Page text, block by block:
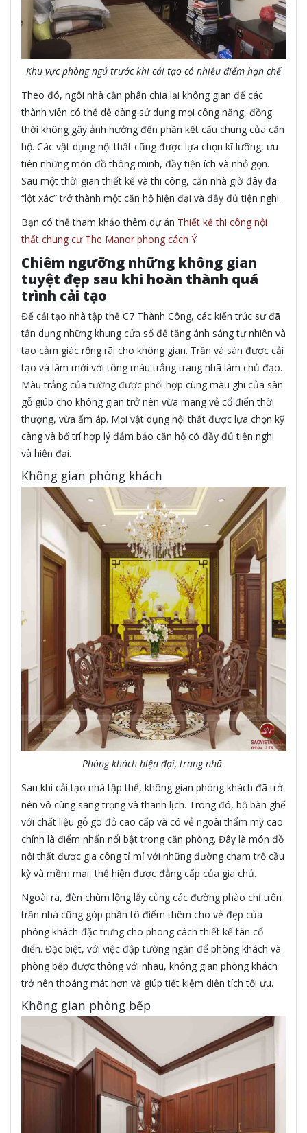
Khu vực phòng ngủ trước khi cải tạo có nhiều điểm hạn chế
Theo đó, ngôi nhà cần phân chia lại không gian để các
thành viên có thể dễ dàng sử dụng mọi công năng, đồng
thời không gây ảnh hưởng đến phần kết cấu chung của căn
hộ. Các vật dụng nội thất cũng được lựa chọn kĩ lưỡng, ưu
tiên những món đồ thông minh, đầy tiện ích và nhỏ gọn.
Sau một thời gian thiết kế và thi công, căn nhà giờ đây đã
“lột xác” trở thành một căn hộ hiện đại và đầy đủ tiện nghi.
Bạn có thể tham khảo thêm dự án Thiết kế thi công nội
thất chung cư The Manor phong cách Ý
Chiêm ngưỡng những không gian
tuyệt đẹp sau khi hoàn thành quá
trình cải tạo
Để cải tạo nhà tập thể C7 Thành Công, các kiến trúc sư đã
tận dụng những khung cửa sổ để tăng ánh sáng tự nhiên và
tạo cảm giác rộng rãi cho không gian. Trần và sàn được cải
tạo và làm mới với tông màu trắng trang nhã làm chủ đạo.
Màu trắng của tường được phối hợp cùng màu ghi của sàn
gỗ giúp cho không gian trở nên vừa mang vẻ cổ điển thời
thượng, vừa ấm áp. Mọi vật dụng nội thất được lựa chọn kỹ
càng và bố trí hợp lý đảm bảo căn hộ có đầy đủ tiện nghi
và hiện đại.
Không gian phòng khách
Phòng khách hiện đại, trang nhã
Sau khi cải tạo nhà tập thể, không gian phòng khách đã trở
nên vô cùng sang trọng và thanh lịch. Trong đó, bộ bàn ghế
với chất liệu gỗ gõ đỏ cao cấp và có vẻ ngoài thẩm mỹ cao
chính là điểm nhấn nổi bật trong căn phòng. Đây là món đồ
nội thất được gia công tỉ mỉ với những đường chạm trổ cầu
kỳ và mềm mại, thể hiện được đẳng cấp của gia chủ.
Ngoài ra, đèn chùm lộng lẫy cùng các đường phào chỉ trên
trần nhà cũng góp phần tô điểm thêm cho vẻ đẹp của
phòng khách đặc trưng cho phong cách thiết kế tân cổ
điển. Đặc biệt, với việc đập tường ngăn để phòng khách và
phòng bếp được thông với nhau, không gian phòng khách
trở nên thoáng mát hơn và giúp tiết kiệm diện tích tối ưu.
Không gian phòng bếp